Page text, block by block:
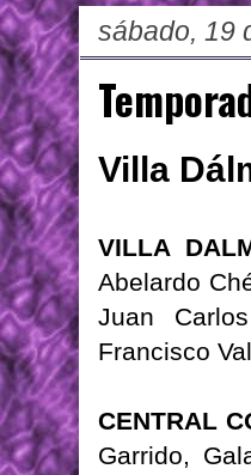
sábado, 19
Villa
VILLA
Abelardo
Juan
Francisco
CENTRAL
Garrido,